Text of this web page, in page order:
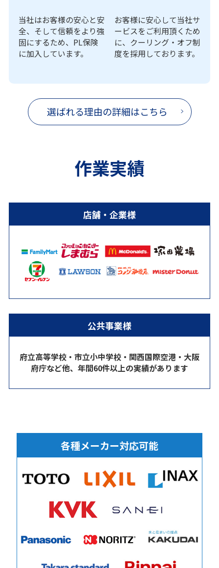
当社はお客様の安心と安
全、そして信頼をより強
固にするため、PL保険
に加入しています。
お客様に安心して当社サ
ービスをご利用頂くため
に、クーリング・オフ制
度を採用しております。
選ばれる理由の詳細はこちら
作業実績
店舗・企業様
公共事業様
府立高等学校・市立小中学校・関西国際空港・大阪
府庁など他、年間60件以上の実績があります
各種メーカー対応可能